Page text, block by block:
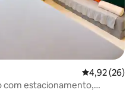
4,92 de uma
4,92 (26)
com estacionamento,